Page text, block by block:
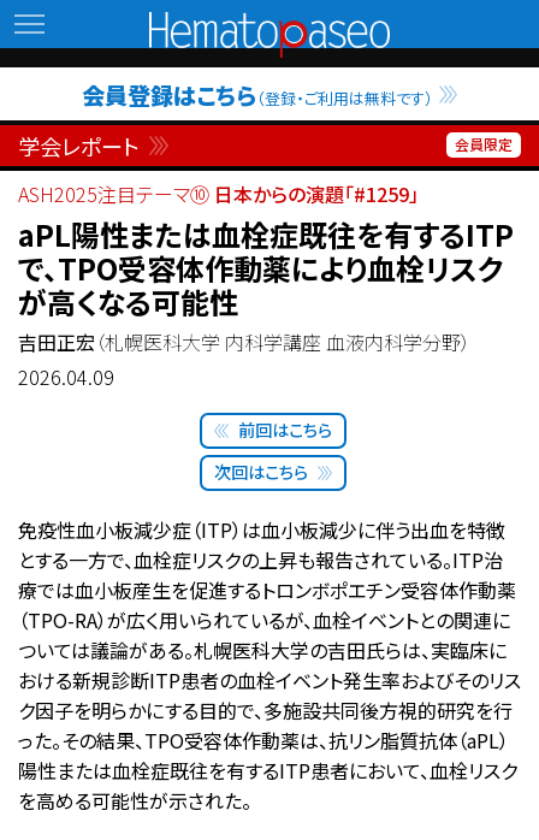
Hematopaseo
会員登録はこちら （登録・ご利用は無料です）
学会レポート
ASH2025注目テーマ⑩ 日本からの演題「#1259」
aPL陽性または血栓症既往を有するITP
で、TPO受容体作動薬により血栓リスク
が高くなる可能性
吉田正宏（札幌医科大学 内科学講座 血液内科学分野）
2026.04.09
次回はこちら
前回はこちら
免疫性血小板減少症（ITP）は血小板減少に伴う出血を特徴
とする一方で、血栓症リスクの上昇も報告されている。ITP治
療では血小板産生を促進するトロンボポエチン受容体作動薬
（TPO-RA）が広く用いられているが、血栓イベントとの関連に
ついては議論がある。札幌医科大学の吉田氏らは、実臨床に
おける新規診断ITP患者の血栓イベント発生率およびそのリス
ク因子を明らかにする目的で、多施設共同後方視的研究を行
った。その結果、TPO受容体作動薬は、抗リン脂質抗体（aPL）
陽性または血栓症既往を有するITP患者において、血栓リスク
を高める可能性が示された。